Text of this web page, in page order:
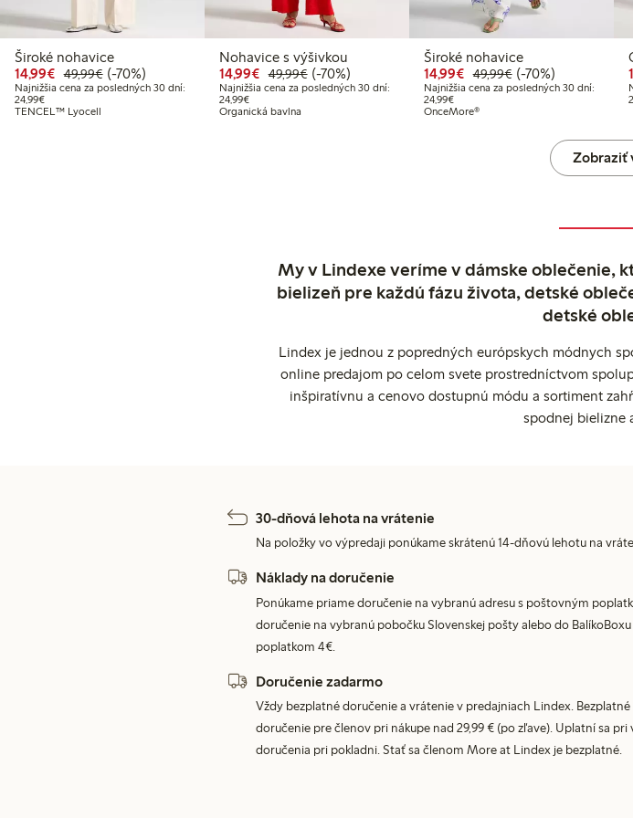
Široké nohavice
14,99€ Zvýhodnená cena: 14,99 €
49,99€Bežná cena: 49,99 €
70% zľava
(-70%)
Najnižšia cena za posledných 30 dní:
24,99€Najnižšia cena za posledných 30 dní: 24,99 €
TENCEL™ Lyocell
Nohavice s výšivkou
14,99€ Zvýhodnená cena: 14,99 €
49,99€Bežná cena: 49,99 €
70% zľava
(-70%)
Najnižšia cena za posledných 30 dní:
24,99€Najnižšia cena za posledných 30 dní: 24,99 €
Organická bavlna
Široké nohavice
14,99€ Zvýhodnená cena: 14,99
49,99€Bežná cena: 49,99
70% zľava
(-70%)
Najnižšia cena za posledných 30 dní:
24,99€Najnižšia cena za posledných 30 dní:
OnceMore®
Zobraziť
My v Lindexe veríme v dámske oblečenie,
bielizeň pre každú fázu života, detské
detské
Lindex je jednou z popredných európskych módnych
online predajom po celom svete prostredníctvom
inšpiratívnu a cenovo dostupnú módu a sortiment
spodnej bielizne
30-dňová lehota na vrátenie
Na položky vo výpredaji ponúkame skrátenú 14-dňovú lehotu na
Náklady na doručenie
Ponúkame priame doručenie na vybranú adresu s poštovným
doručenie na vybranú pobočku Slovenskej pošty alebo do
poplatkom 4€.
Doručenie zadarmo
Vždy bezplatné doručenie a vrátenie v predajniach Lindex.
doručenie pre členov pri nákupe nad 29,99 € (po zľave). Uplatní sa
doručenia pri pokladni. Stať sa členom More at Lindex je bezplatné.